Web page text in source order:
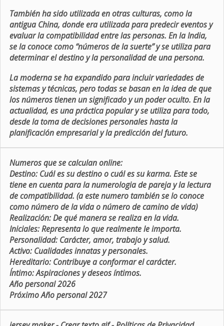
También ha sido utilizada en otras culturas, como la
antigua China, donde era utilizada para predecir eventos y
evaluar la compatibilidad entre las personas. En la India,
se la conoce como “números de la suerte” y se utiliza para
determinar el destino y la personalidad de una persona.
La moderna se ha expandido para incluir variedades de
sistemas y técnicas, pero todas se basan en la idea de que
los números tienen un significado y un poder oculto. En la
actualidad, es una práctica popular y se utiliza para todo,
desde la toma de decisiones personales hasta la
planificación empresarial y la predicción del futuro.
Numeros que se calculan online:
Destino: Cuál es su destino o cuál es su karma. Este se
tiene en cuenta para la numerologia de pareja y la lectura
de compatibilidad. (a este numero también se lo conoce
como número de la vida o número de camino de vida)
Realización:De qué manera se realiza en la vida.
Iniciales:Representa lo que realmente le importa.
Personalidad:Carácter, amor, trabajo y salud.
Activo:Cualidades innatas y personales.
Hereditario:Contribuye a conformar el carácter.
Íntimo:Aspiraciones y deseos íntimos.
Año personal 2026
Próximo Año personal 2027